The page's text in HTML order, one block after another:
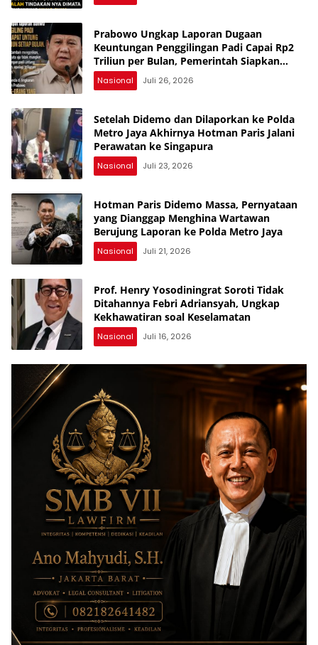
Prabowo Ungkap Laporan Dugaan
Keuntungan Penggilingan Padi Capai Rp2
Triliun per Bulan, Pemerintah Siapkan
Penertiban
Nasional Juli 26, 2026
Setelah Didemo dan Dilaporkan ke Polda
Metro Jaya Akhirnya Hotman Paris Jalani
Perawatan ke Singapura
Nasional Juli 23, 2026
Hotman Paris Didemo Massa, Pernyataan
yang Dianggap Menghina Wartawan
Berujung Laporan ke Polda Metro Jaya
Nasional Juli 21, 2026
Prof. Henry Yosodiningrat Soroti Tidak
Ditahannya Febri Adriansyah, Ungkap
Kekhawatiran soal Keselamatan
Nasional Juli 16, 2026